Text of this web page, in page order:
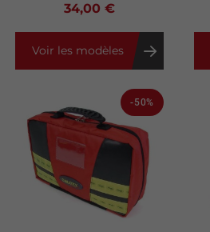
34,00 €
Voir les modèles
-50%